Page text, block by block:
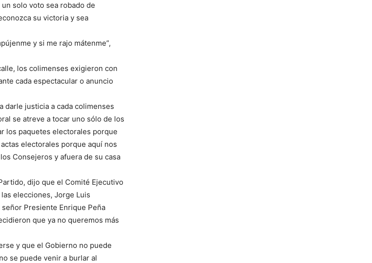
solo voto sea robado de
su victoria y sea
y si me rajo mátenme”,
los colimenses exigieron con
cada espectacular o anuncio
darle justicia a cada colimenses
se atreve a tocar uno sólo de los
los paquetes electorales porque
electorales porque aquí nos
Consejeros y afuera de su casa
dijo que el Comité Ejecutivo
elecciones, Jorge Luis
Presiente Enrique Peña
que ya no queremos más
y que el Gobierno no puede
se puede venir a burlar al